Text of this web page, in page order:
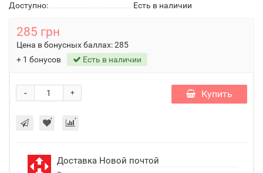
Доступно:
Есть в наличии
285 грн
Цена в бонусных баллах:285
+ 1 бонусов
Есть в наличии
+
- Купить
Доставка Новой почтой